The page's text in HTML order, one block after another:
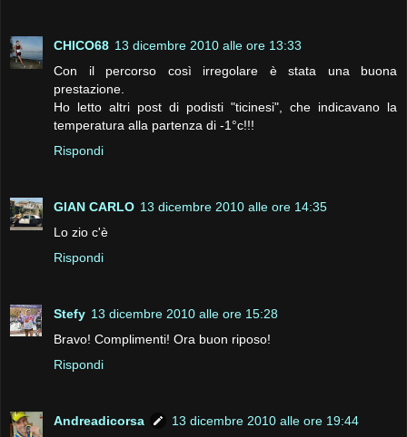
CHICO68 13 dicembre 2010 alle ore 13:33
Con il percorso così irregolare è stata una buona
prestazione.
Ho letto altri post di podisti "ticinesi", che indicavano la
temperatura alla partenza di -1°c!!!
Rispondi
GIAN CARLO 13 dicembre 2010 alle ore 14:35
Lo zio c'è
Rispondi
Stefy 13 dicembre 2010 alle ore 15:28
Bravo! Complimenti! Ora buon riposo!
Rispondi
Andreadicorsa
13 dicembre 2010 alle ore 19:44